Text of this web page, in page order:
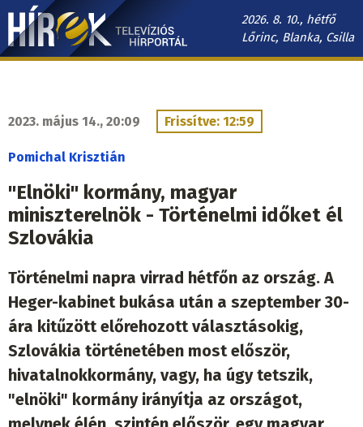
Ugrás
tartalomra
2026. 8. 10., hétfő
Lőrinc, Blanka, Csilla
Hírek.sk
2023. május 14., 20:09 Frissítve: 12:59
Pomichal Krisztián
"Elnöki" kormány, magyar
miniszterelnök - Történelmi időket él
Szlovákia
Történelmi napra virrad hétfőn az ország. A
Heger-kabinet bukása után a szeptember 30-
ára kitűzött előrehozott választásokig,
Szlovákia történetében most először,
hivatalnokkormány, vagy, ha úgy tetszik,
"elnöki" kormány irányítja az országot,